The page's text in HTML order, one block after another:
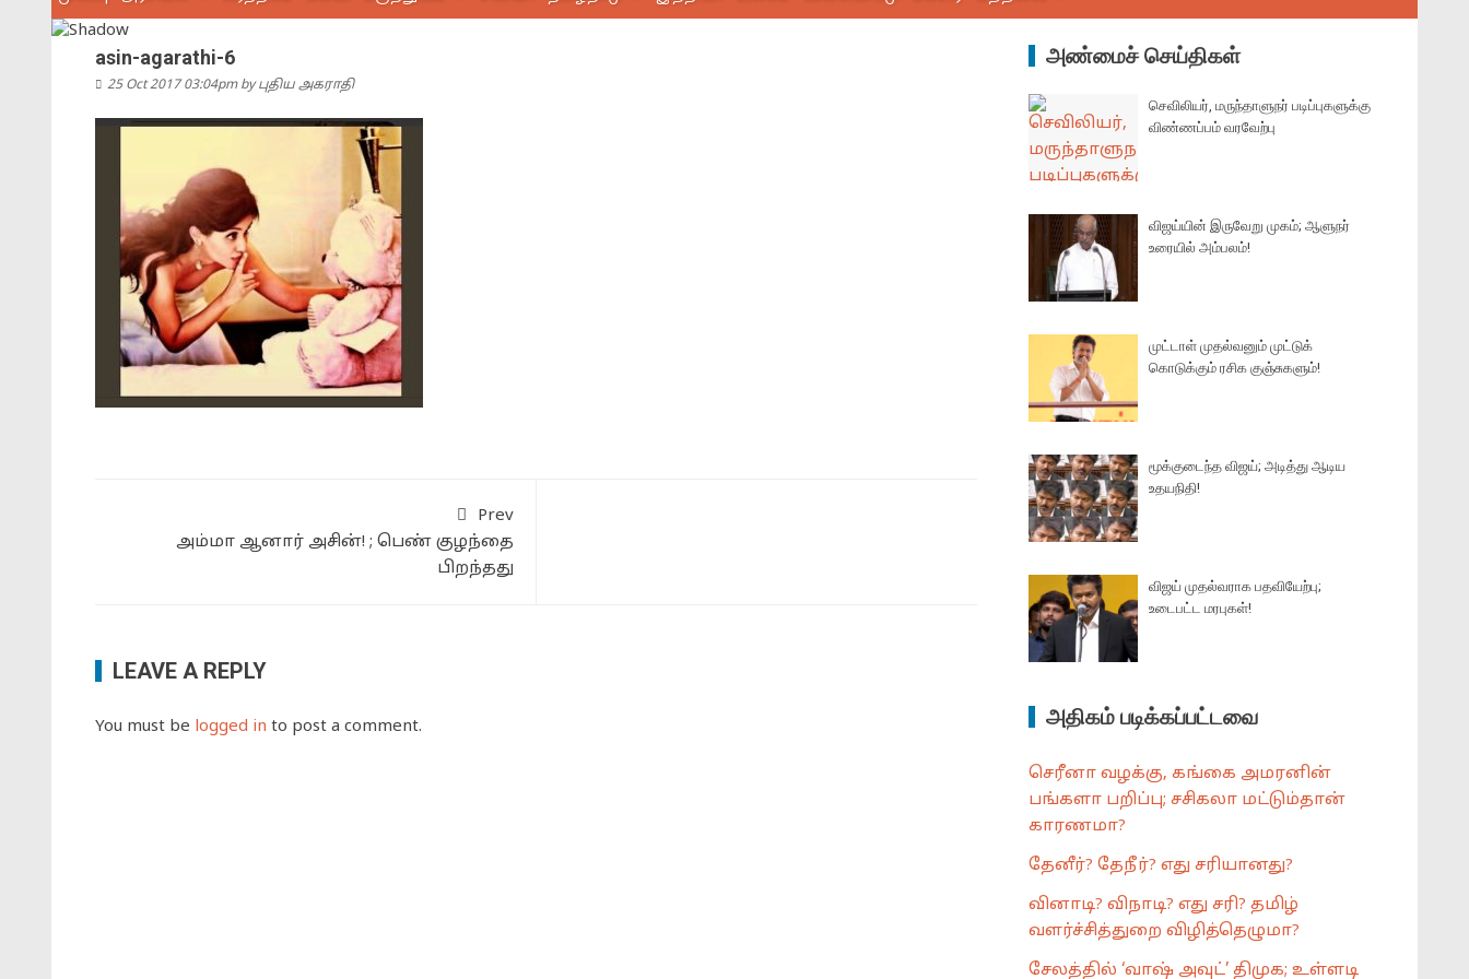
asin-agarathi-6
25 Oct 2017 03:04pm byபுதிய அகராதி
Prev
அம்மா ஆனார் அசின்! ; பெண் குழந்தை
பிறந்தது
LEAVE A REPLY
You must be logged in to post a comment.
அண்மைச் செய்திகள்
செவிலியர், மருந்தாளுநர் படிப்புகளுக்கு
விண்ணப்பம் வரவேற்பு
விஜய்யின் இருவேறு முகம்; ஆளுநர்
உரையில் அம்பலம்!
முட்டாள் முதல்வனும் முட்டுக்
கொடுக்கும் ரசிக குஞ்சுகளும்!
மூக்குடைந்த விஜய்; அடித்து ஆடிய
உதயநிதி!
விஜய் முதல்வராக பதவியேற்பு;
உடைபட்ட மரபுகள்!
அதிகம் படிக்கப்பட்டவை
செரீனா வழக்கு, கங்கை அமரனின்
பங்களா பறிப்பு; சசிகலா மட்டும்தான்
காரணமா?
தேனீர்? தேநீர்? எது சரியானது?
வினாடி? விநாடி? எது சரி? தமிழ்
வளர்ச்சித்துறை விழித்தெழுமா?
சேலத்தில் ‘வாஷ் அவுட்’ திமுக; உள்ளடி